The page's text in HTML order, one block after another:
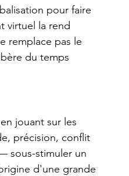
pour faire
virtuel la rend
remplace pas le
du temps
jouant sur les
précision, conflit
sous-stimuler un
d'une grande